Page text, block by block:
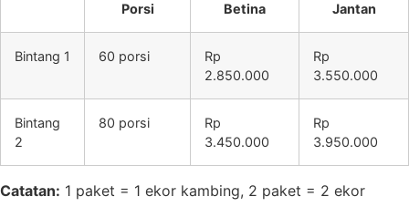
Porsi
Betina
Jantan
Bintang 1 60 porsi
Rp
2.850.000
Rp
3.550.000
Bintang
2
80 porsi
Rp
3.450.000
Rp
3.950.000
Catatan: 1 paket = 1 ekor kambing, 2 paket = 2 ekor